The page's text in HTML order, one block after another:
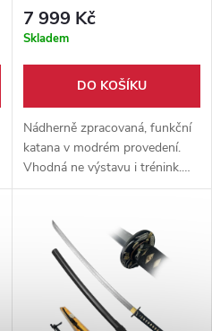
7 999 Kč
Skladem
DO KOŠÍKU
Nádherně zpracovaná, funkční
katana v modrém provedení.
Vhodná ne výstavu i trénink.
Japonská ocel T10, pravá
hamon. Součástí balení je
souprava na údržbu a dřevěný
stojánek.